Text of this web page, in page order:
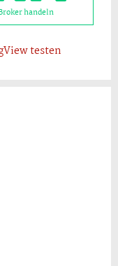
handeln
testen